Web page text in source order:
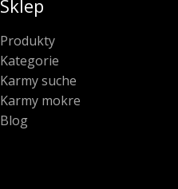
Sklep
Produkty
Kategorie
Karmy suche
Karmy mokre
Blog